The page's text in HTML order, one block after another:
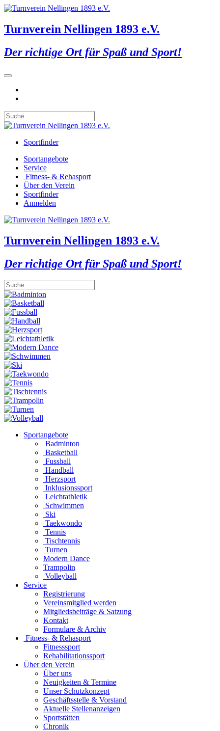
Turnverein Nellingen 1893 e.V.
Der richtige Ort für Spaß und Sport!
Sportfinder
Sportangebote
Service
Fitness- & Rehasport
Über den Verein
Sportfinder
Anmelden
Turnverein Nellingen 1893 e.V.
Der richtige Ort für Spaß und Sport!
Sportangebote
Badminton
Basketball
Fussball
Handball
Herzsport
Inklusionssport
Leichtathletik
Schwimmen
Ski
Taekwondo
Tennis
Tischtennis
Turnen
Modern Dance
Trampolin
Volleyball
Service
Registrierung
Vereinsmitglied werden
Mitgliedsbeiträge & Satzung
Kontakt
Formulare & Archiv
Fitness- & Rehasport
Fitnesssport
Rehabilitationssport
Über den Verein
Über uns
Neuigkeiten & Termine
Unser Schutzkonzept
Geschäftsstelle & Vorstand
Aktuelle Stellenanzeigen
Sportstätten
Chronik